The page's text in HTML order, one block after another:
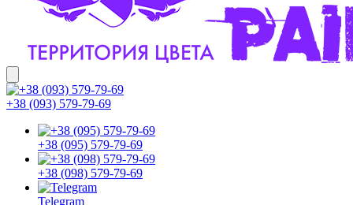
+38 (093) 579-79-69
+38 (095) 579-79-69
+38 (098) 579-79-69
Telegram